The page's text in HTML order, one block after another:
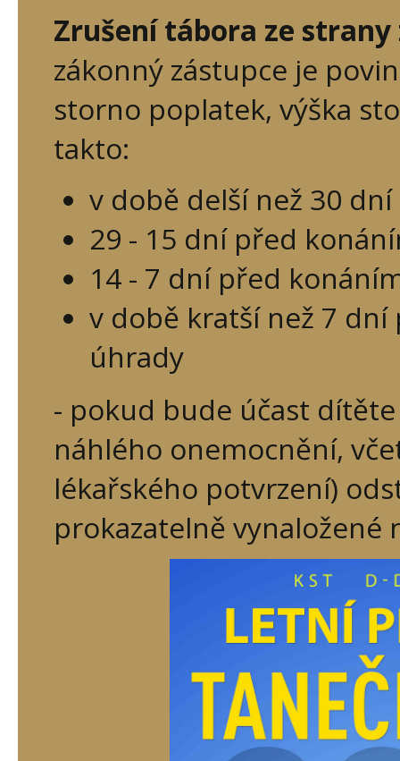
Zrušení tábora ze
zákonný zástupce je
storno poplatek, výška
takto:
v době delší než 30
29 - 15 dní před
14 - 7 dní před
v době kratší než 7
úhrady
- pokud bude účast
náhlého onemocnění,
lékařského potvrzení)
prokazatelně vynaložené